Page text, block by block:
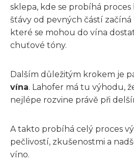
sklepa, kde se probíhá
šťávy od pevných částí začíná
které se mohou do vína
chuťové tóny.
Dalším důležitým krokem je
vína. Lahofer má tu výhodu,
nejlépe rozvine právě při
A takto probíhá celý proces
pečlivostí, zkušenostmi a
víno.